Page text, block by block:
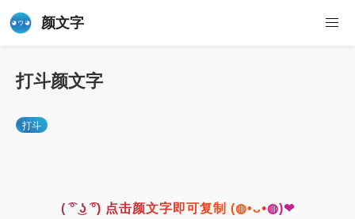
颜文字
打斗颜文字
打斗
( ͡° ͜ʖ ͡°) 点击颜文字即可复制 (◍•ᴗ•◍)❤